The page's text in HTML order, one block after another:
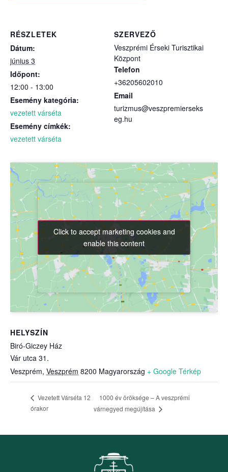
RÉSZLETEK
Dátum:
június 3
Időpont:
12:00 - 13:00
Esemény kategória:
vezetett várséta
Esemény címkék:
vezetett várséta
SZERVEZŐ
Veszprémi Érseki Turisztikai
Központ
Telefon
+36205602010
Email
turizmus@veszpremierseks
eg.hu
HELYSZÍN
Biró-Giczey Ház
Vár utca 31.
Veszprém, Veszprém 8200 Magyarország + Google Térkép
Click to accept marketing cookies and
enable this content
Click to accept marketing cookies and
enable this content
Vezetett Várséta 12
órakor
1000 év öröksége – A veszprémi
várnegyed megújítása